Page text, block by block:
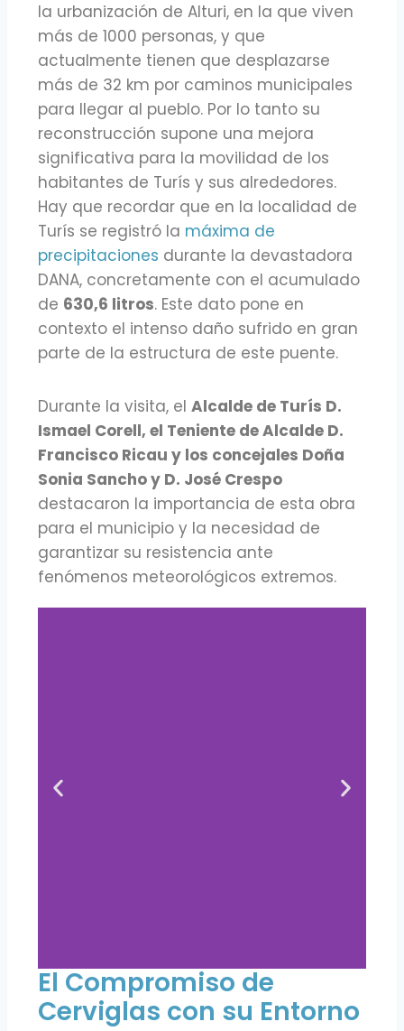
la urbanización de Alturi, en la que viven
más de 1000 personas, y que
actualmente tienen que desplazarse
más de 32 km por caminos municipales
para llegar al pueblo. Por lo tanto su
reconstrucción supone una mejora
significativa para la movilidad de los
habitantes de Turís y sus alrededores.
Hay que recordar que en la localidad de
Turís se registró la máxima de
precipitaciones durante la devastadora
DANA, concretamente con el acumulado
de 630,6 litros. Este dato pone en
contexto el intenso daño sufrido en gran
parte de la estructura de este puente.
Durante la visita, el Alcalde de Turís D.
Ismael Corell, el Teniente de Alcalde D.
Francisco Ricau y los concejales Doña
Sonia Sancho y D. José Crespo
destacaron la importancia de esta obra
para el municipio y la necesidad de
garantizar su resistencia ante
fenómenos meteorológicos extremos.
El Compromiso de
Cerviglas con su Entorno